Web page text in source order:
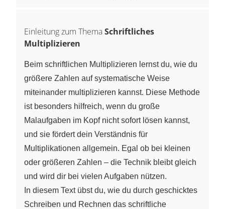
Einleitung zum ThemaSchriftliches
Multiplizieren
Beim schriftlichen Multiplizieren lernst du, wie du
größere Zahlen auf systematische Weise
miteinander multiplizieren kannst. Diese Methode
ist besonders hilfreich, wenn du große
Malaufgaben im Kopf nicht sofort lösen kannst,
und sie fördert dein Verständnis für
Multiplikationen allgemein. Egal ob bei kleinen
oder größeren Zahlen – die Technik bleibt gleich
und wird dir bei vielen Aufgaben nützen.
In diesem Text übst du, wie du durch geschicktes
Schreiben und Rechnen das schriftliche